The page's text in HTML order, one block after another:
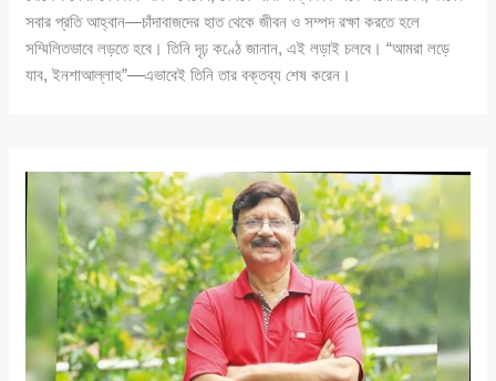
সবার প্রতি আহ্বান—চাঁদাবাজদের হাত থেকে জীবন ও সম্পদ রক্ষা করতে হলে
সম্মিলিতভাবে লড়তে হবে। তিনি দৃঢ় কণ্ঠে জানান, এই লড়াই চলবে। “আমরা লড়ে
যাব, ইনশাআল্লাহ”—এভাবেই তিনি তার বক্তব্য শেষ করেন।